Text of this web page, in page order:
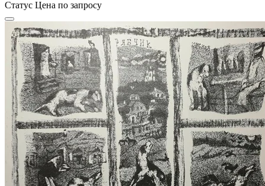
Статус Цена по запросу